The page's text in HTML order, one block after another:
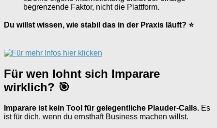
begrenzende Faktor, nicht die Plattform.
Du willst wissen, wie stabil das in der Praxis läuft? ⭐
Für wen lohnt sich Imparare
wirklich? 🎯
Imparare ist kein Tool für gelegentliche Plauder-Calls. Es
ist für dich, wenn du ernsthaft Business machen willst.